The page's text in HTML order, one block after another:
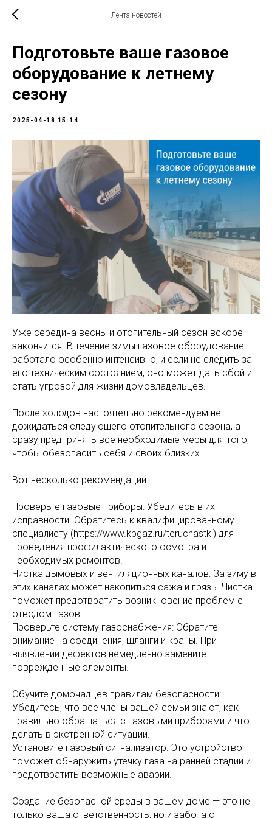
Лента новостей
Подготовьте ваше газовое
оборудование к летнему
сезону
2025-04-18 15:14
Уже середина весны и отопительный сезон вскоре
закончится. В течение зимы газовое оборудование
работало особенно интенсивно, и если не следить за
его техническим состоянием, оно может дать сбой и
стать угрозой для жизни домовладельцев.
После холодов настоятельно рекомендуем не
дожидаться следующего отопительного сезона, а
сразу предпринять все необходимые меры для того,
чтобы обезопасить себя и своих близких.
Вот несколько рекомендаций:
Проверьте газовые приборы: Убедитесь в их
исправности. Обратитесь к квалифицированному
специалисту (https://www.kbgaz.ru/teruchastki) для
проведения профилактического осмотра и
необходимых ремонтов.
Чистка дымовых и вентиляционных каналов: За зиму в
этих каналах может накопиться сажа и грязь. Чистка
поможет предотвратить возникновение проблем с
отводом газов.
Проверьте систему газоснабжения: Обратите
внимание на соединения, шланги и краны. При
выявлении дефектов немедленно замените
поврежденные элементы.
Обучите домочадцев правилам безопасности:
Убедитесь, что все члены вашей семьи знают, как
правильно обращаться с газовыми приборами и что
делать в экстренной ситуации.
Установите газовый сигнализатор: Это устройство
поможет обнаружить утечку газа на ранней стадии и
предотвратить возможные аварии.
Создание безопасной среды в вашем доме — это не
только ваша ответственность, но и забота о